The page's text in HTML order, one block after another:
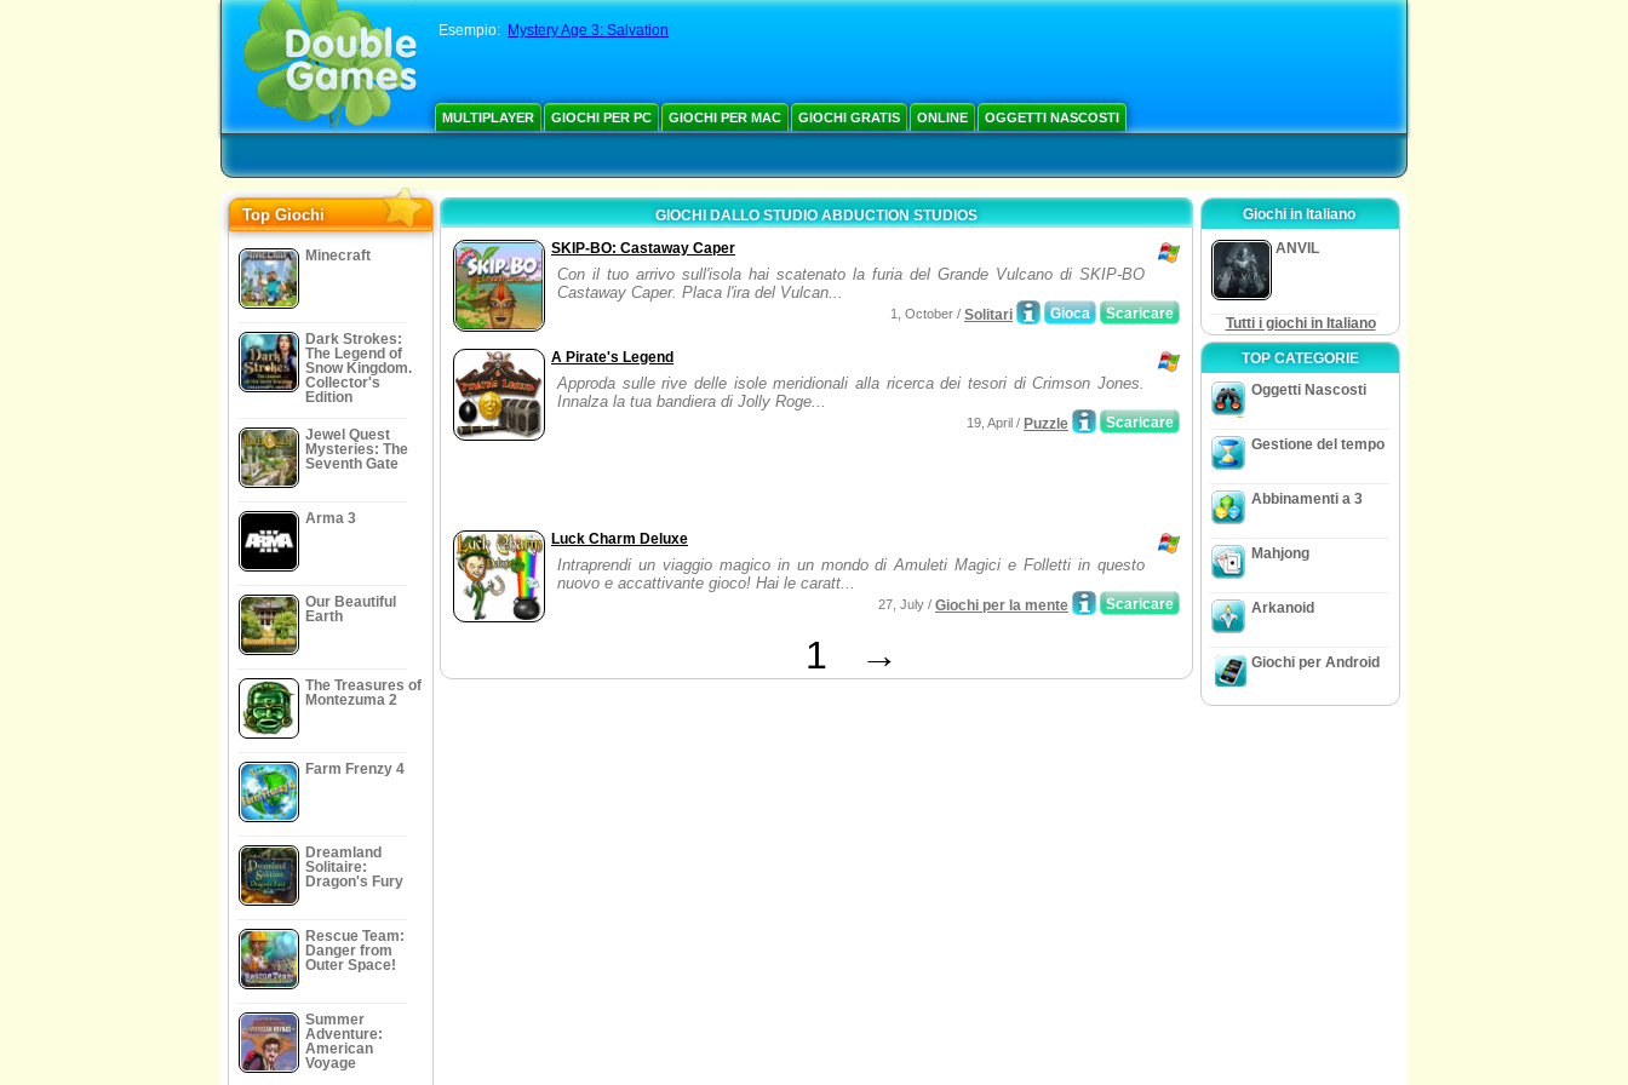
Esempio: Mystery Age 3: Salvation
MULTIPLAYER GIOCHI PER PC GIOCHI PER MAC GIOCHI GRATIS ONLINE OGGETTI NASCOSTI
Top Giochi
Minecraft
Dark Strokes:
The Legend of
Snow Kingdom.
Collector's
Edition
Jewel Quest
Mysteries: The
Seventh Gate
Arma 3
Our Beautiful
Earth
The Treasures of
Montezuma 2
Farm Frenzy 4
Dreamland
Solitaire:
Dragon's Fury
Rescue Team:
Danger from
Outer Space!
Summer
Adventure:
American
Voyage
GIOCHI DALLO STUDIO ABDUCTION STUDIOS
SKIP-BO: Castaway Caper
Con il tuo arrivo sull'isola hai scatenato la furia del Grande Vulcano di SKIP-BO
Castaway Caper. Placa l'ira del Vulcan...
Scaricare
Gioca
1, October / Solitari
A Pirate's Legend
Approda sulle rive delle isole meridionali alla ricerca dei tesori di Crimson Jones.
Innalza la tua bandiera di Jolly Roge...
Scaricare
19, April / Puzzle
Luck Charm Deluxe
Intraprendi un viaggio magico in un mondo di Amuleti Magici e Folletti in questo
nuovo e accattivante gioco! Hai le caratt...
Scaricare
27, July / Giochi per la mente
1 →
Giochi in Italiano
ANVIL
Tutti i giochi in Italiano
TOP CATEGORIE
Oggetti Nascosti
Gestione del tempo
Abbinamenti a 3
Mahjong
Arkanoid
Giochi per Android